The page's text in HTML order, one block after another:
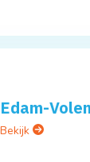
Edam-
Bekijk